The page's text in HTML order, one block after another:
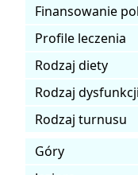
Finansowanie
Profile leczenia
Rodzaj diety
Rodzaj
Rodzaj turnusu
Góry